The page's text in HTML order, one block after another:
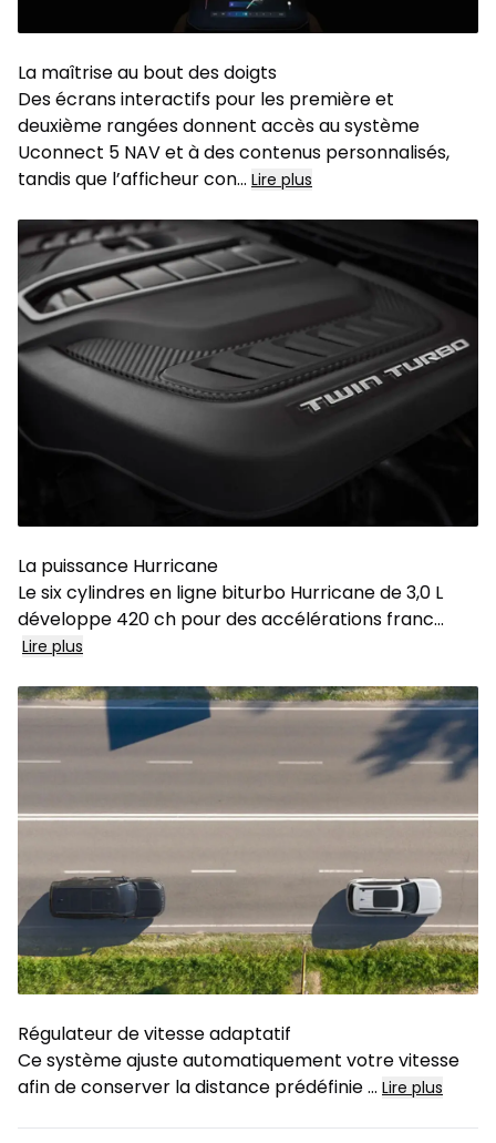
La maîtrise au bout des doigts
Des écrans interactifs pour les première et
deuxième rangées donnent accès au système
Uconnect 5 NAV et à des contenus personnalisés,
tandis que l’afficheur con... Lire plus
La puissance Hurricane
Le six cylindres en ligne biturbo Hurricane de 3,0 L
développe 420 ch pour des accélérations franc...
Lire plus
Régulateur de vitesse adaptatif
Ce système ajuste automatiquement votre vitesse
afin de conserver la distance prédéfinie ... Lire plus